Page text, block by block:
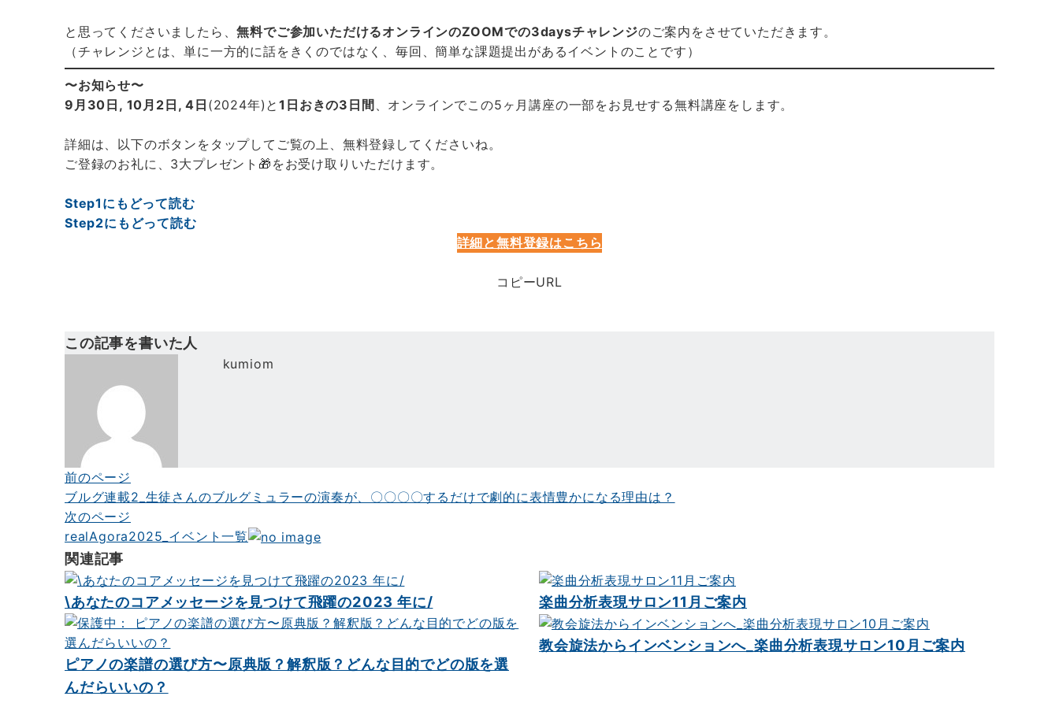
と思ってくださいましたら、無料でご参加いただけるオンラインのZOOMでの3daysチャレンジのご案内をさせていただきます。
（チャレンジとは、単に一方的に話をきくのではなく、毎回、簡単な課題提出があるイベントのことです）
〜お知らせ〜
9月30日, 10月2日, 4日 (2024年)と1日おきの3日間 、オンラインでこの5ヶ月講座の一部をお見せする無料講座をします。
詳細は、以下のボタンをタップしてご覧の上、無料登録してくださいね。
ご登録のお礼に、3大プレゼント🎁をお受け取りいただけます。
Step1にもどって読む
Step2にもどって読む
詳細と無料登録はこちら
コピーURL
この記事を書いた人
kumiom
投
稿
ナ
ビ
ゲ
ー
シ
ョ
ン
前のページ
ブルグ連載2_生徒さんのブルグミュラーの演奏が、〇〇〇〇するだけで劇的に表情豊かになる理由は？
次のページ
realAgora2025_イベント一覧
関連記事
\あなたのコアメッセージを見つけて飛躍の2023 年に/ 楽曲分析表現サロン11月ご案内
ピアノの楽譜の選び方〜原典版？解釈版？どんな目的でどの版を選
んだらいいの？
教会旋法からインベンションへ_楽曲分析表現サロン10月ご案内